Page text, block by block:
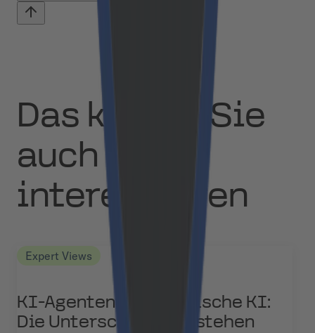
Das könnte Sie
auch
interessieren
Expert Views
KI-Agenten vs. Agentische KI:
Die Unterschiede verstehen